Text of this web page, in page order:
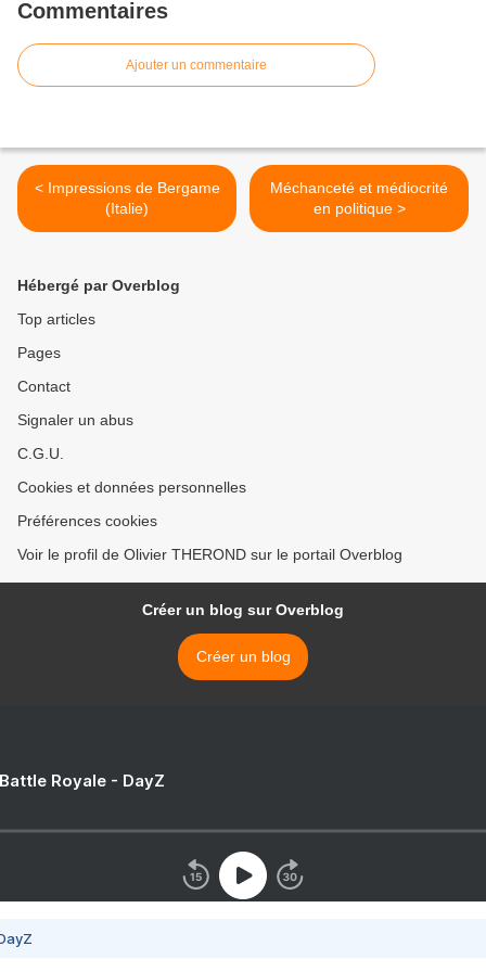
Commentaires
Ajouter un commentaire
< Impressions de Bergame
(Italie)
Méchanceté et médiocrité
en politique >
Hébergé par Overblog
Top articles
Pages
Contact
Signaler un abus
C.G.U.
Cookies et données personnelles
Préférences cookies
Voir le profil de Olivier THEROND sur le portail Overblog
Créer un blog sur Overblog
Créer un blog
Royale - DayZ